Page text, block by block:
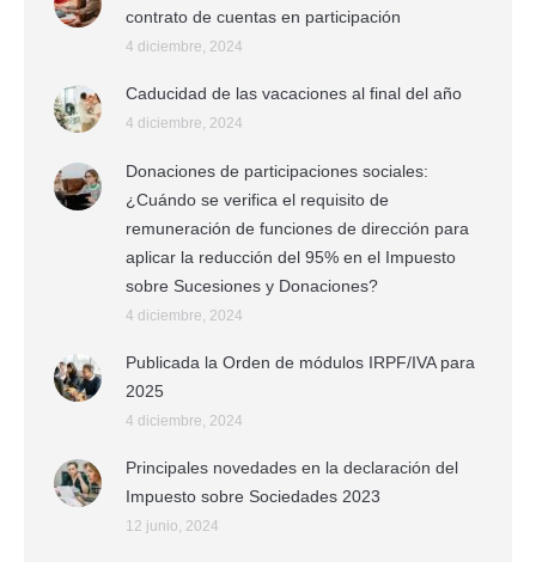
contrato de cuentas en participación
4 diciembre, 2024
Caducidad de las vacaciones al final del año
4 diciembre, 2024
Donaciones de participaciones sociales:
¿Cuándo se verifica el requisito de
remuneración de funciones de dirección para
aplicar la reducción del 95% en el Impuesto
sobre Sucesiones y Donaciones?
4 diciembre, 2024
Publicada la Orden de módulos IRPF/IVA para
2025
4 diciembre, 2024
Principales novedades en la declaración del
Impuesto sobre Sociedades 2023
12 junio, 2024